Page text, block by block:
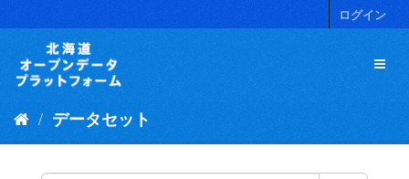
キ
ログイン
データセット